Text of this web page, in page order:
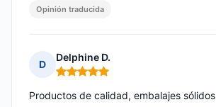
Opinión traducida
D
Delphine D.
Nota: 5 de 5
Productos de calidad, embalajes sólidos